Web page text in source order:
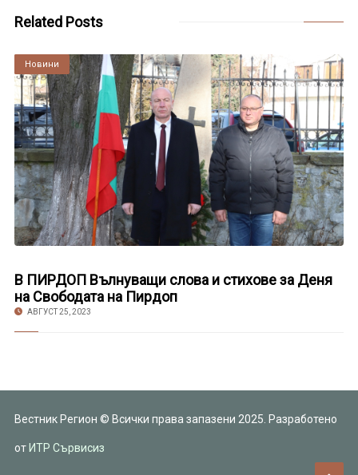
Related Posts
Култура
Новини
В ПИРДОП Вълнуващи слова и стихове за Деня
на Свободата на Пирдоп
АВГУСТ 25, 2023
Вестник Регион © Всички права запазени 2025. Разработено
от ИТР Сървисиз